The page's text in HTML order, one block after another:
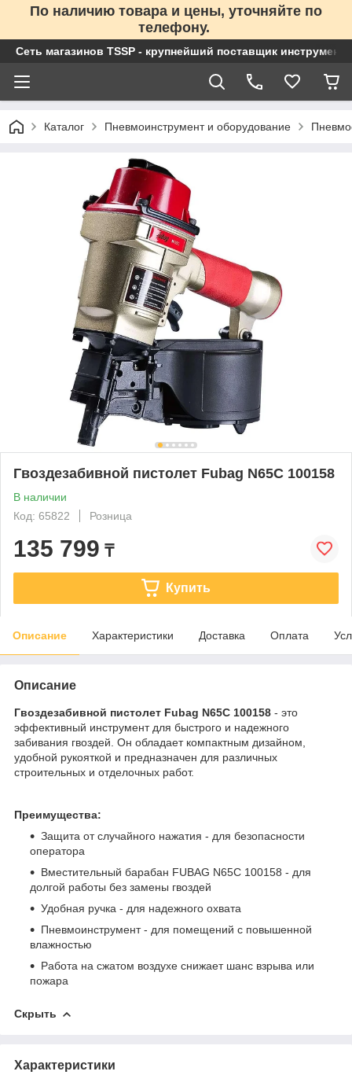
По наличию товара и цены, уточняйте по
телефону.
Сеть магазинов TSSP - крупнейший поставщик
Каталог Пневмоинструмент и оборудование
Гвоздезабивной пистолет Fubag N65C 100158
В наличии
Код: 65822
Розница
135 799 ₸
Купить
Описание Характеристики Доставка Оплата
Описание
Гвоздезабивной пистолет Fubag N65C 100158 - это
эффективный инструмент для быстрого и надежного
забивания гвоздей. Он обладает компактным дизайном,
удобной рукояткой и предназначен для различных
строительных и отделочных работ.
Преимущества:
Защита от случайного нажатия - для безопасности
оператора
Вместительный барабан FUBAG N65C 100158 - для
долгой работы без замены гвоздей
Удобная ручка - для надежного охвата
Пневмоинструмент - для помещений с повышенной
влажностью
Работа на сжатом воздухе снижает шанс взрыва или
пожара
Скрыть
Характеристики